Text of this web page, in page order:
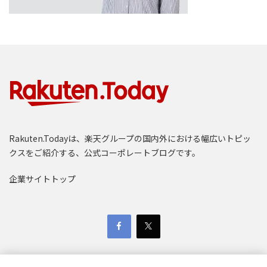
Rakuten.Todayは、楽天グループの国内外における幅広いトピッ
クスをご紹介する、公式コーポレートブログです。
企業サイトトップ